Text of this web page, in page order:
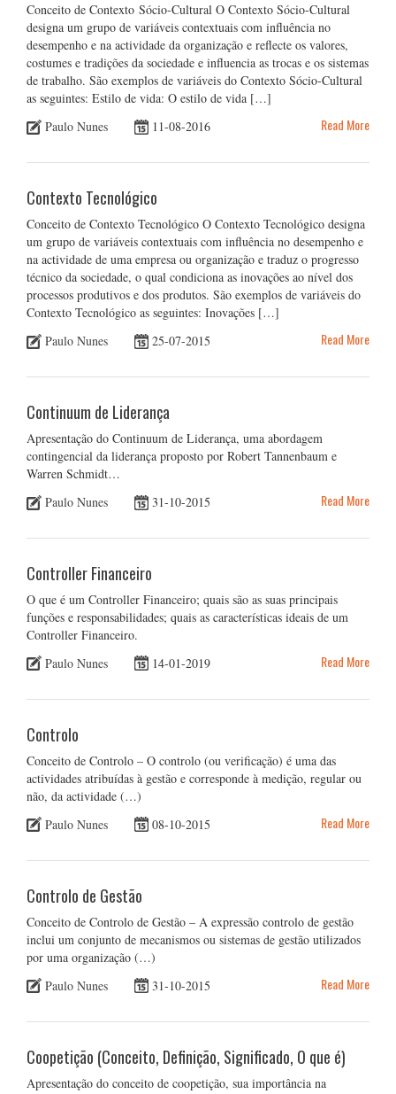
Conceito de Contexto Sócio-Cultural O Contexto Sócio-Cultural
designa um grupo de variáveis contextuais com influência no
desempenho e na actividade da organização e reflecte os valores,
costumes e tradições da sociedade e influencia as trocas e os sistemas
de trabalho. São exemplos de variáveis do Contexto Sócio-Cultural
as seguintes: Estilo de vida: O estilo de vida […]
Paulo Nunes
11-08-2016 Read More
Contexto Tecnológico
Conceito de Contexto Tecnológico O Contexto Tecnológico designa
um grupo de variáveis contextuais com influência no desempenho e
na actividade de uma empresa ou organização e traduz o progresso
técnico da sociedade, o qual condiciona as inovações ao nível dos
processos produtivos e dos produtos. São exemplos de variáveis do
Contexto Tecnológico as seguintes: Inovações […]
Paulo Nunes
25-07-2015 Read More
Continuum de Liderança
Apresentação do Continuum de Liderança, uma abordagem
contingencial da liderança proposto por Robert Tannenbaum e
Warren Schmidt…
Paulo Nunes
31-10-2015 Read More
Controller Financeiro
O que é um Controller Financeiro; quais são as suas principais
funções e responsabilidades; quais as características ideais de um
Controller Financeiro.
Paulo Nunes
14-01-2019 Read More
Controlo
Conceito de Controlo – O controlo (ou verificação) é uma das
actividades atribuídas à gestão e corresponde à medição, regular ou
não, da actividade (…)
Paulo Nunes
08-10-2015 Read More
Controlo de Gestão
Conceito de Controlo de Gestão – A expressão controlo de gestão
inclui um conjunto de mecanismos ou sistemas de gestão utilizados
por uma organização (…)
Paulo Nunes
31-10-2015 Read More
Coopetição (Conceito, Definição, Significado, O que é)
Apresentação do conceito de coopetição, sua importância na